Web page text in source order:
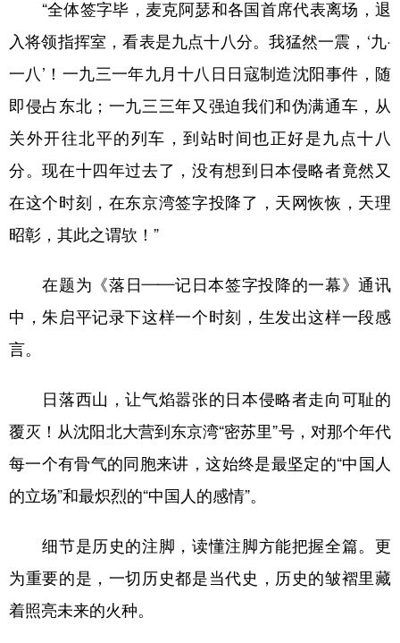
“全体签字毕，麦克阿瑟和各国首席代表离场，退
入将领指挥室，看表是九点十八分。我猛然一震，‘九·
一八’！一九三一年九月十八日日寇制造沈阳事件，随
即侵占东北；一九三三年又强迫我们和伪满通车，从
关外开往北平的列车，到站时间也正好是九点十八
分。现在十四年过去了，没有想到日本侵略者竟然又
在这个时刻，在东京湾签字投降了，天网恢恢，天理
昭彰，其此之谓欤！”
在题为《落日——记日本签字投降的一幕》通讯
中，朱启平记录下这样一个时刻，生发出这样一段感
言。
日落西山，让气焰嚣张的日本侵略者走向可耻的
覆灭！从沈阳北大营到东京湾“密苏里”号，对那个年代
每一个有骨气的同胞来讲，这始终是最坚定的“中国人
的立场”和最炽烈的“中国人的感情”。
细节是历史的注脚，读懂注脚方能把握全篇。更
为重要的是，一切历史都是当代史，历史的皱褶里藏
着照亮未来的火种。